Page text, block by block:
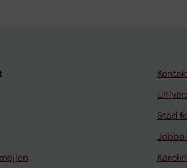
Stöd
Jobba